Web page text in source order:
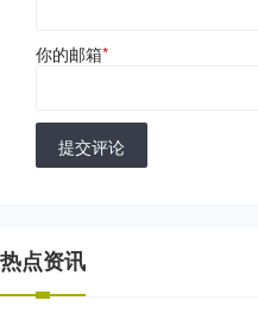
你的邮箱*
提交评论
热点资讯